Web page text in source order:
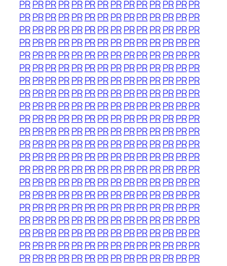
PRPRPRPRPR PRPRPRPRPRPRPR PRPR
PRPRPRPRPR PRPRPRPRPRPRPR PRPR
PRPRPRPRPR PRPRPRPRPRPRPR PRPR
PRPRPRPRPR PRPRPRPRPRPRPR PRPR
PRPRPRPRPR PRPRPRPRPRPRPR PRPR
PRPRPRPRPR PRPRPRPRPRPRPR PRPR
PRPRPRPRPR PRPRPRPRPRPRPR PRPR
PRPRPRPRPR PRPRPRPRPRPRPR PRPR
PRPRPRPRPR PRPRPRPRPRPRPR PRPR
PRPRPRPRPR PRPRPRPRPRPRPR PRPR
PRPRPRPRPR PRPRPRPRPRPRPR PRPR
PRPRPRPRPR PRPRPRPRPRPRPR PRPR
PRPRPRPRPR PRPRPRPRPRPRPR PRPR
PRPRPRPRPR PRPRPRPRPRPRPR PRPR
PRPRPRPRPR PRPRPRPRPRPRPR PRPR
PRPRPRPRPR PRPRPRPRPRPRPR PRPR
PRPRPRPRPR PRPRPRPRPRPRPR PRPR
PRPRPRPRPR PRPRPRPRPRPRPR PRPR
PRPRPRPRPR PRPRPRPRPRPRPR PRPR
PRPRPRPRPR PRPRPRPRPRPRPR PRPR
PRPRPRPRPR PRPRPRPRPRPRPR PRPR